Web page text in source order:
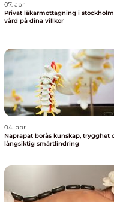
07. apr
Privat läkarmottagning i stockholm
vård på dina villkor
04. apr
Naprapat borås kunskap, trygghet och
långsiktig smärtlindring